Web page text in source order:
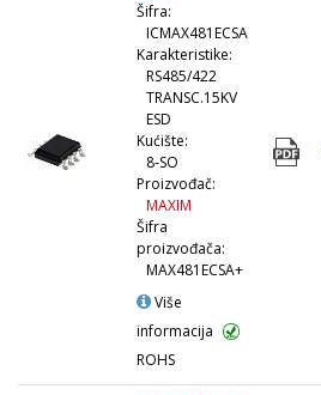
Šifra:
ICMAX481ECSA
Karakteristike:
RS485/422
TRANSC.15KV
ESD
Kućište:
8-SO
Proizvođač:
MAXIM
Šifra
proizvođača:
MAX481ECSA+
Više
informacija
ROHS